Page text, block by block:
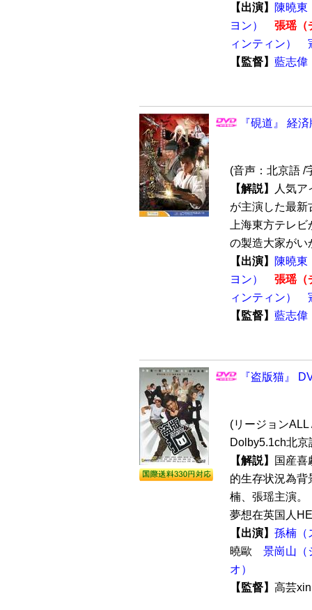
【出演】
陳曉東
ヨン）
張瑶（
ィンティン）
【監督】 藍志偉
『硯道』 経
(音声：北京語 /
【解説】
人気
が主演した最
上海東方テレ
の製造大家がい
【出演】
陳曉東
ヨン）
張瑶（
ィンティン）
【監督】 藍志偉
『盗版猫』
(リージョン
Dolby5.1ch北
【解説】
国産
的生存状況為背
楠、張瑶主演。
夢想在英国人
【出演】 孫楠（
曉歐 景崗山（
オ）
【監督】 高芸